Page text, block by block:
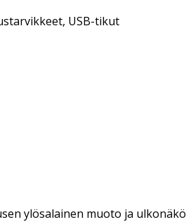
, USB-tikut
ylösalainen muoto ja ulkonäkö